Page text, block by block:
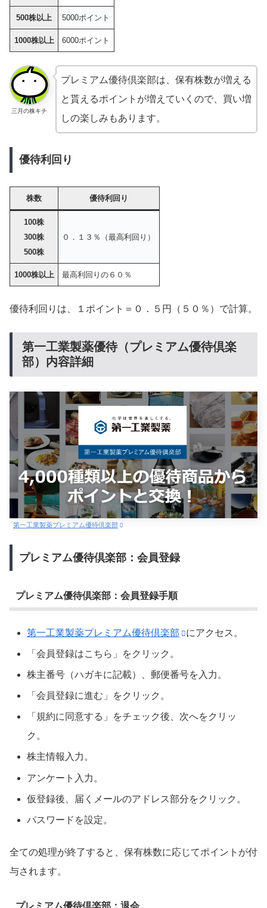
500株以上 5000ポイント
1000株以上 6000ポイント
三月の株キチ
プレミアム優待倶楽部は、保有株数が増える
と貰えるポイントが増えていくので、買い増
しの楽しみもあります。
優待利回り
株数 優待利回り
100株
300株
500株
０．１３％（最高利回り）
1000株以上 最高利回りの６０％
優待利回りは、１ポイント＝０．５円（５０％）で計算。
第一工業製薬優待（プレミアム優待倶楽
部）内容詳細
第一工業製薬プレミアム優待倶楽部
プレミアム優待倶楽部：会員登録
プレミアム優待倶楽部：会員登録手順
第一工業製薬プレミアム優待倶楽部 にアクセス。
「会員登録はこちら」をクリック。
株主番号（ハガキに記載）、郵便番号を入力。
「会員登録に進む」をクリック。
「規約に同意する」をチェック後、次へをクリッ
ク。
株主情報入力。
アンケート入力。
仮登録後、届くメールのアドレス部分をクリック。
パスワードを設定。
全ての処理が終了すると、保有株数に応じてポイントが付
与されます。